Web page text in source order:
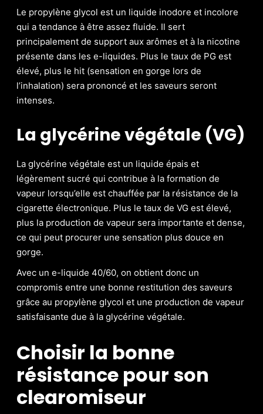
Le propylène glycol est un liquide inodore et incolore
qui a tendance à être assez fluide. Il sert
principalement de support aux arômes et à la nicotine
présente dans les e-liquides. Plus le taux de PG est
élevé, plus le hit (sensation en gorge lors de
l’inhalation) sera prononcé et les saveurs seront
intenses.
La glycérine végétale (VG)
La glycérine végétale est un liquide épais et
légèrement sucré qui contribue à la formation de
vapeur lorsqu’elle est chauffée par la résistance de la
cigarette électronique. Plus le taux de VG est élevé,
plus la production de vapeur sera importante et dense,
ce qui peut procurer une sensation plus douce en
gorge.
Avec un e-liquide 40/60, on obtient donc un
compromis entre une bonne restitution des saveurs
grâce au propylène glycol et une production de vapeur
satisfaisante due à la glycérine végétale.
Choisir la bonne
résistance pour son
clearomiseur